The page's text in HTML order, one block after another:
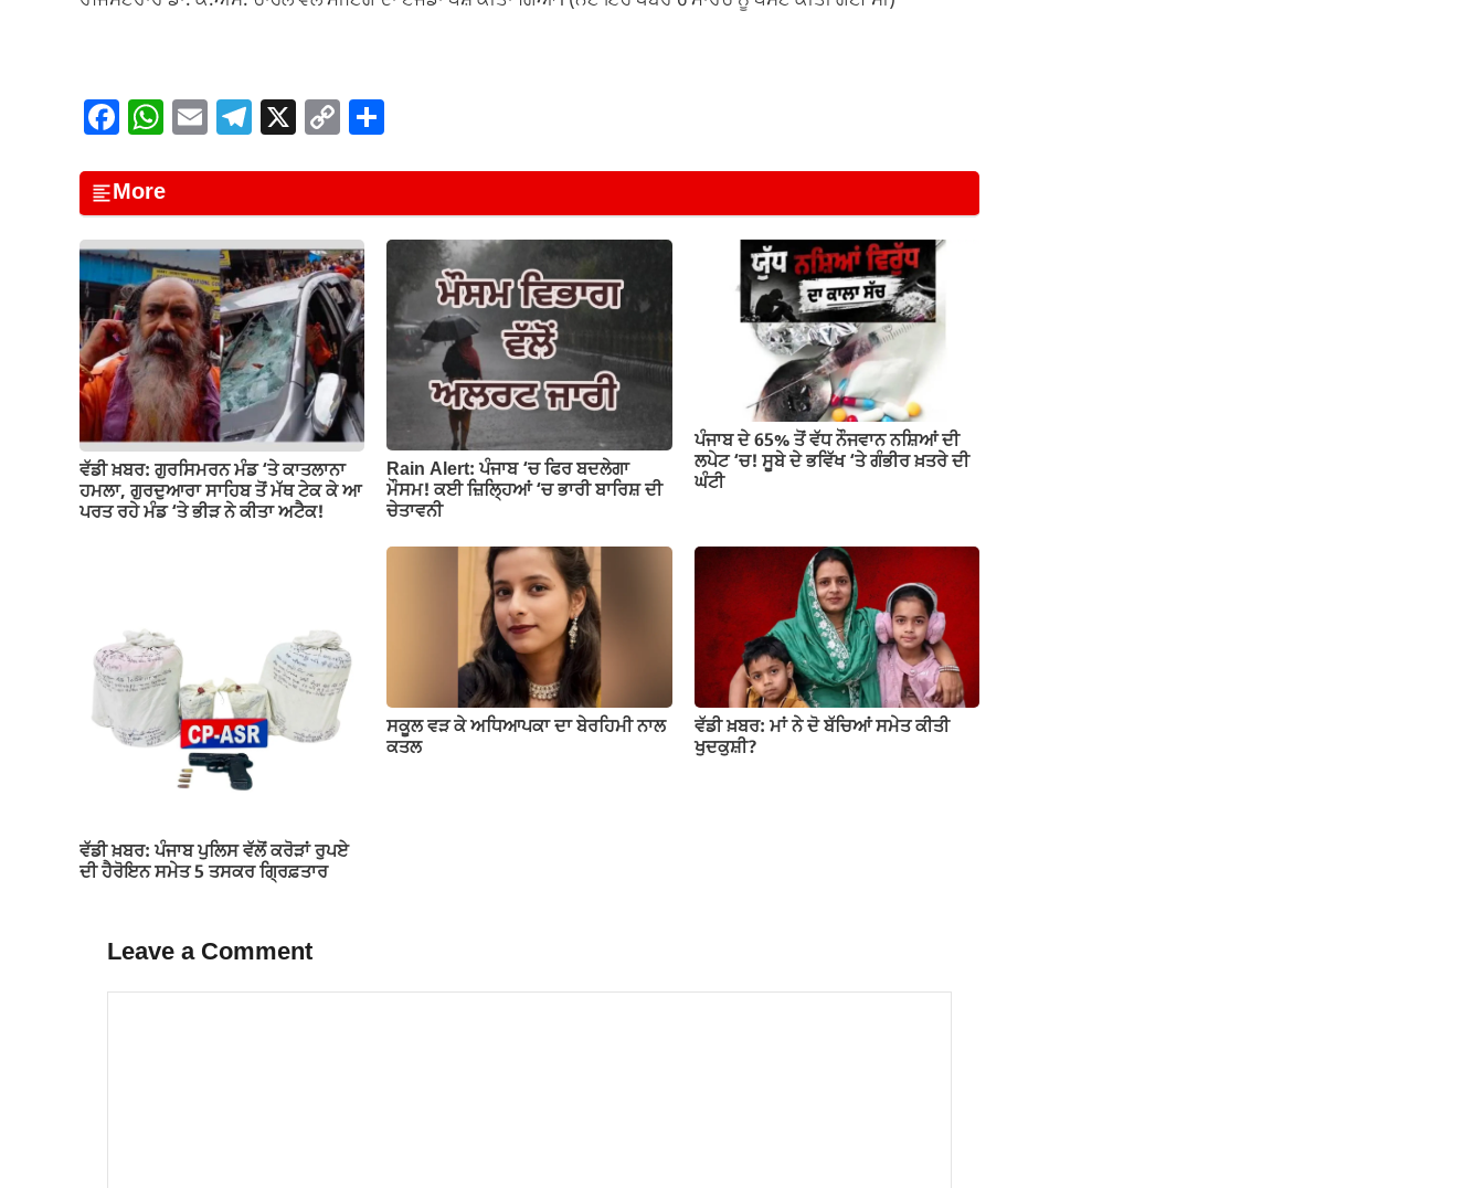
F
c
e
b
o
o
k
W
at
s
A
p
p
E T
gr
a
m
X C
y
Li
n
k
e
More
ਵੱਡੀ ਖ਼ਬਰ: ਗੁਰਸਿਮਰਨ ਮੰਡ ‘ਤੇ ਕਾਤਲਾਨਾ
ਹਮਲਾ, ਗੁਰਦੁਆਰਾ ਸਾਹਿਬ ਤੋਂ ਮੱਥ ਟੇਕ ਕੇ ਆ
ਪਰਤ ਰਹੇ ਮੰਡ ‘ਤੇ ਭੀੜ ਨੇ ਕੀਤਾ ਅਟੈਕ!
Rain Alert: ਪੰਜਾਬ ‘ਚ ਫਿਰ ਬਦਲੇਗਾ
ਮੌਸਮ! ਕਈ ਜ਼ਿਲ੍ਹਿਆਂ ‘ਚ ਭਾਰੀ ਬਾਰਿਸ਼ ਦੀ
ਚੇਤਾਵਨੀ
ਪੰਜਾਬ ਦੇ 65% ਤੋਂ ਵੱਧ ਨੌਜਵਾਨ ਨਸ਼ਿਆਂ ਦੀ
ਲਪੇਟ ‘ਚ! ਸੂਬੇ ਦੇ ਭਵਿੱਖ ‘ਤੇ ਗੰਭੀਰ ਖ਼ਤਰੇ ਦੀ
ਘੰਟੀ
ਵੱਡੀ ਖ਼ਬਰ: ਪੰਜਾਬ ਪੁਲਿਸ ਵੱਲੋਂ ਕਰੋੜਾਂ ਰੁਪਏ
ਦੀ ਹੈਰੋਇਨ ਸਮੇਤ 5 ਤਸਕਰ ਗ੍ਰਿਫ਼ਤਾਰ
ਸਕੂਲ ਵੜ ਕੇ ਅਧਿਆਪਕਾ ਦਾ ਬੇਰਹਿਮੀ ਨਾਲ
ਕਤਲ
ਵੱਡੀ ਖ਼ਬਰ: ਮਾਂ ਨੇ ਦੋ ਬੱਚਿਆਂ ਸਮੇਤ ਕੀਤੀ
ਖੁਦਕੁਸ਼ੀ?
Leave a Comment